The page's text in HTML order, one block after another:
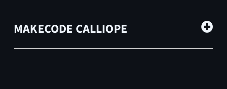
MAKECODE CALLIOPE